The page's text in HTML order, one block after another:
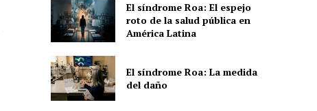
El síndrome Roa: El espejo
roto de la salud pública en
América Latina
El síndrome Roa: La medida
del daño